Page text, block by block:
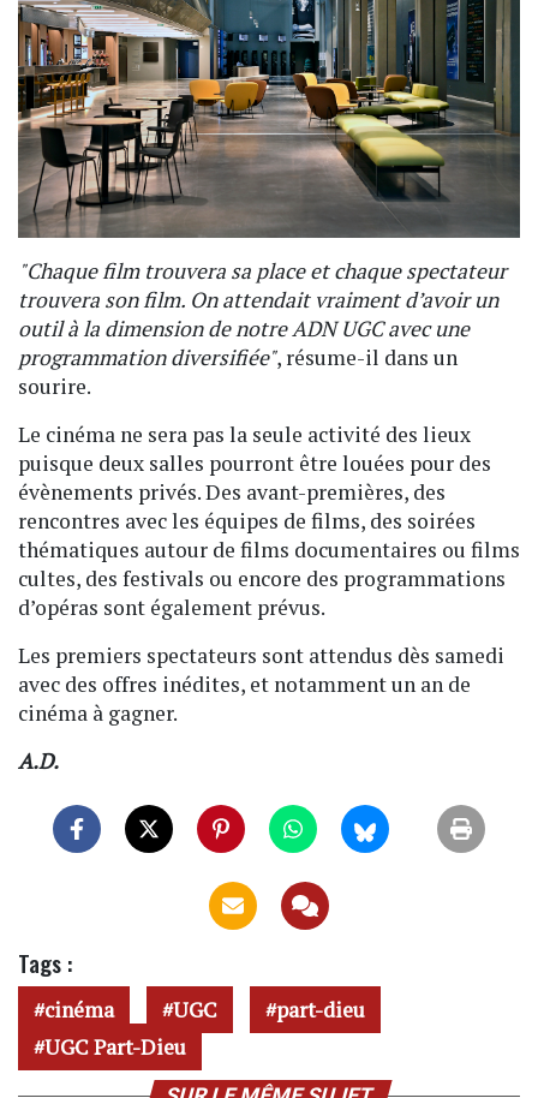
"Chaque film trouvera sa place et chaque spectateur
trouvera son film. On attendait vraiment d’avoir un
outil à la dimension de notre ADN UGC avec une
programmation diversifiée", résume-il dans un
sourire.
Le cinéma ne sera pas la seule activité des lieux
puisque deux salles pourront être louées pour des
évènements privés. Des avant-premières, des
rencontres avec les équipes de films, des soirées
thématiques autour de films documentaires ou films
cultes, des festivals ou encore des programmations
d’opéras sont également prévus.
Les premiers spectateurs sont attendus dès samedi
avec des offres inédites, et notamment un an de
cinéma à gagner.
A.D.
Tags :
cinéma UGC
part-dieu
UGC Part-Dieu